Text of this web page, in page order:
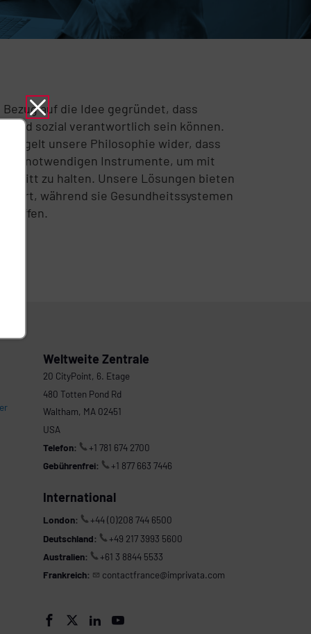
auf die Idee gegründet, dass
und sozial verantwortlich sein können.
unsere Philosophie wider, dass
die notwendigen Instrumente, um mit
zu halten. Unsere Lösungen bieten
während sie Gesundheitssystemen
Weltweite Zentrale
20 CityPoint, 6. Etage
480 Totten Pond Rd
Waltham, MA 02451
USA
Telefon:
+1 781 674 2700
Gebührenfrei:
+1 877 663 7446
International
London:
+44 (0)208 744 6500
Deutschland:
+49 217 3993 5600
Australien:
+61 3 8844 5533
Frankreich:
contactfrance@imprivata.com
   